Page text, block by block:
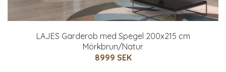
LAJES Garderob med Spegel 200x215 cm
Mörkbrun/Natur
8999 SEK